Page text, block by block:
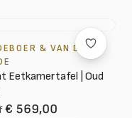
& VAN DER
Eetkamertafel | Oud
€ 569,00